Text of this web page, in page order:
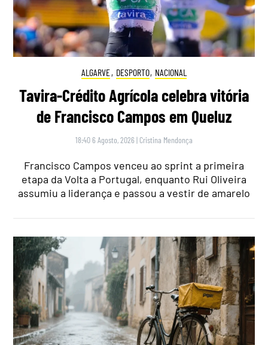
ALGARVE, DESPORTO, NACIONAL
Tavira-Crédito Agrícola celebra vitória
de Francisco Campos em Queluz
18:40 6 Agosto, 2026 | Cristina Mendonça
Francisco Campos venceu ao sprint a primeira
etapa da Volta a Portugal, enquanto Rui Oliveira
assumiu a liderança e passou a vestir de amarelo